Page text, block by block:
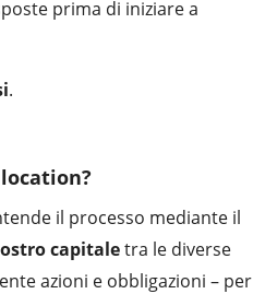
prima di iniziare a
.
il processo mediante il
capitaletra le diverse
azioni e obbligazioni – per